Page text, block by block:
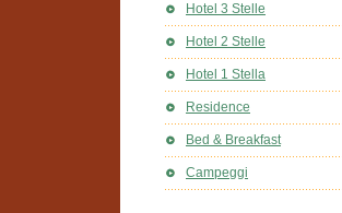
Hotel 3 Stelle
Hotel 2 Stelle
Hotel 1 Stella
Residence
Bed & Breakfast
Campeggi